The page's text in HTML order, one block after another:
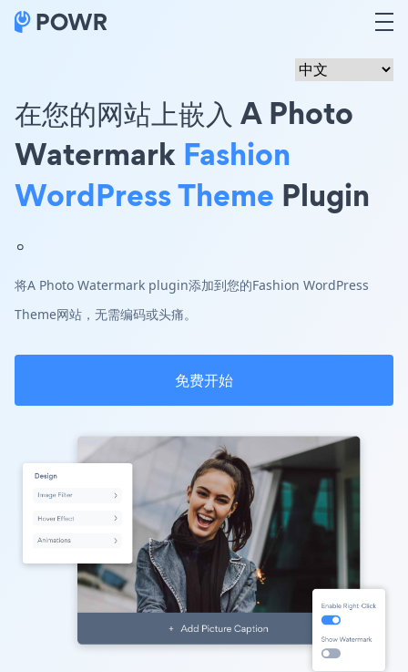
在您的网站上嵌入 A Photo
Watermark Fashion
WordPress Theme Plugin
。
将A Photo Watermark plugin添加到您的Fashion WordPress
Theme网站，无需编码或头痛。
免费开始